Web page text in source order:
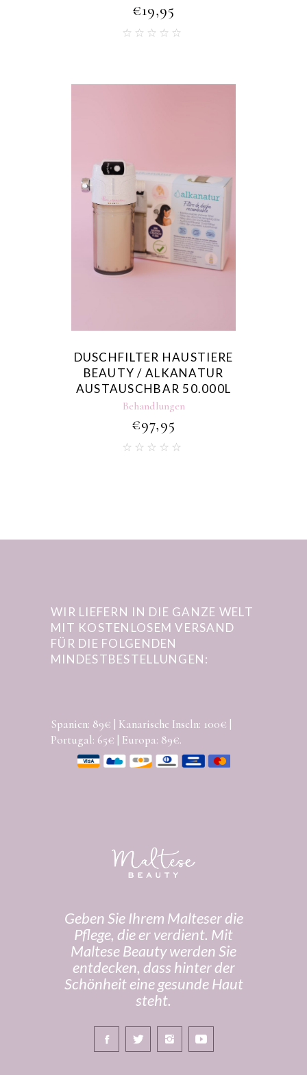
€19,95
DUSCHFILTER HAUSTIERE
BEAUTY / ALKANATUR
AUSTAUSCHBAR 50.000L
Behandlungen
€97,95
WIR LIEFERN IN DIE GANZE WELT
MIT KOSTENLOSEM VERSAND
FÜR DIE FOLGENDEN
MINDESTBESTELLUNGEN:
Spanien: 89€ | Kanarische Inseln: 100€ |
Portugal: 65€ | Europa: 89€.
Geben Sie Ihrem Malteser die
Pflege, die er verdient. Mit
Maltese Beauty werden Sie
entdecken, dass hinter der
Schönheit eine gesunde Haut
steht.